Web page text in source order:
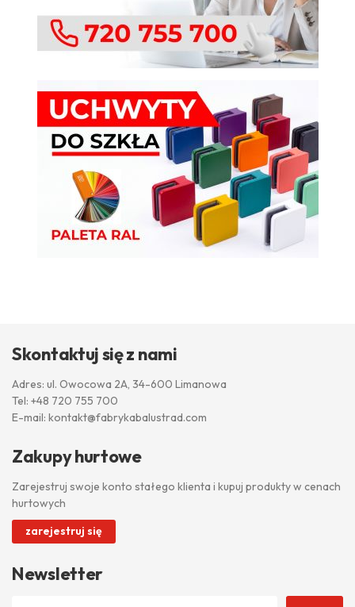
Skontaktuj się z nami
Adres: ul. Owocowa 2A, 34-600 Limanowa
Tel: +48 720 755 700
E-mail: kontakt@fabrykabalustrad.com
Zakupy hurtowe
Zarejestruj swoje konto stałego klienta i kupuj produkty w cenach
hurtowych
zarejestruj się
Newsletter